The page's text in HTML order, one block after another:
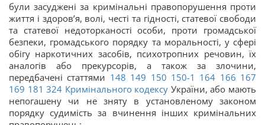
були засуджені за кримінальні правопорушення проти
життя і здоров’я, волі, честі та гідності, статевої свободи
та статевої недоторканості особи, проти громадської
безпеки, громадського порядку та моральності, у сфері
обігу наркотичних засобів, психотропних речовин, їх
аналогів або прекурсорів, а також за злочини,
передбачені статтями 148 149 150 150-1 164 166 167
169 181 324 Кримінального кодексу України, або мають
непогашену чи не зняту в установленому законом
порядку судимість за вчинення інших кримінальних